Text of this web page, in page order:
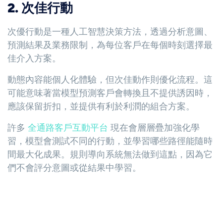
2. 次佳行動
次優行動是一種人工智慧決策方法，透過分析意圖、
預測結果及業務限制，為每位客戶在每個時刻選擇最
佳介入方案。
動態內容能個人化體驗，但次佳動作則優化流程。這
可能意味著當模型預測客戶會轉換且不提供誘因時，
應該保留折扣，並提供有利於利潤的組合方案。
許多 全通路客戶互動平台 現在會層層疊加強化學
習，模型會測試不同的行動，並學習哪些路徑能隨時
間最大化成果。規則導向系統無法做到這點，因為它
們不會評分意圖或從結果中學習。